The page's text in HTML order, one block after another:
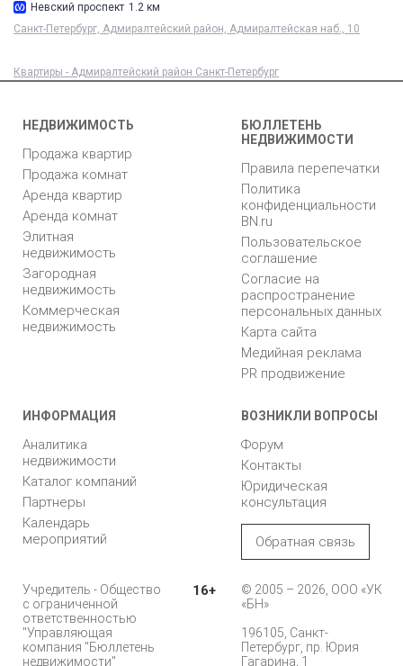
Невский проспект 1.2 км
Санкт-Петербург, Адмиралтейский район, Адмиралтейская наб., 10
Квартиры - Адмиралтейский район Санкт-Петербург
НЕДВИЖИМОСТЬ
Продажа квартир
Продажа комнат
Аренда квартир
Аренда комнат
Элитная
недвижимость
Загородная
недвижимость
Коммерческая
недвижимость
БЮЛЛЕТЕНЬ
НЕДВИЖИМОСТИ
Правила перепечатки
Политика
конфиденциальности
BN.ru
Пользовательское
соглашение
Согласие на
распространение
персональных данных
Карта сайта
Медийная реклама
PR продвижение
ИНФОРМАЦИЯ
Аналитика
недвижимости
Каталог компаний
Партнеры
Календарь
мероприятий
ВОЗНИКЛИ ВОПРОСЫ
Форум
Контакты
Юридическая
консультация
Обратная связь
Учредитель - Общество
с ограниченной
ответственностью
"Управляющая
компания "Бюллетень
недвижимости"
16+
© 2005 – 2026, ООО «УК
«БН»
196105, Санкт-
Петербург, пр. Юрия
Гагарина, 1